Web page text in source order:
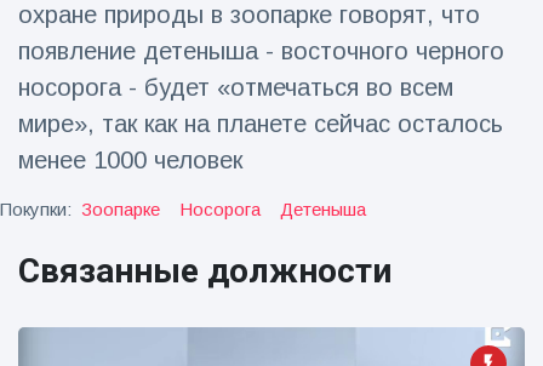
наручников
вызвал смех у
аудитории
16 July
Просмотров
отмечают
рождение
низкогорного
тапира в
Великобритании
за 14 лет
16 July
195
Флориды
арестован
охране природы в зоопарке говорят, что
появление детеныша - восточного черного
носорога - будет «отмечаться во всем
мире», так как на планете сейчас осталось
менее 1000 человек
Покупки: Зоопарке Носорога Детеныша
Связанные должности